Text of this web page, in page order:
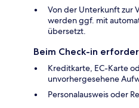
Von der Unterkunft zur
werden ggf. mit
übersetzt.
Beim Check-in
Kreditkarte, EC-Karte
unvorhergesehene
Personalausweis oder